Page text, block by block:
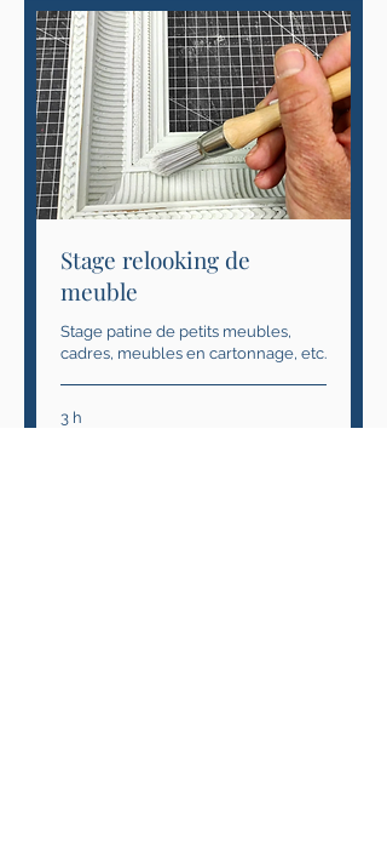
Stage relooking de
meuble
Stage patine de petits meubles,
cadres, meubles en cartonnage, etc.
3 h